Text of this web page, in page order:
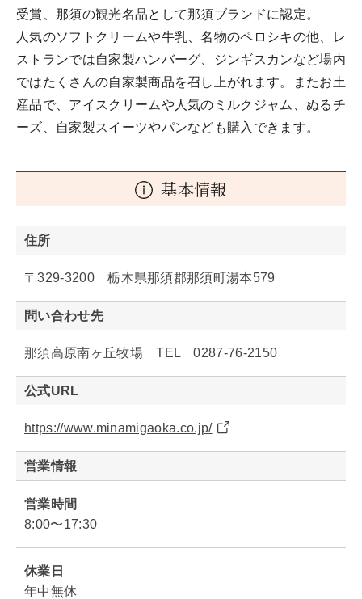
受賞、那須の観光名品として那須ブランドに認定。
人気のソフトクリームや牛乳、名物のペロシキの他、レ
ストランでは自家製ハンバーグ、ジンギスカンなど場内
ではたくさんの自家製商品を召し上がれます。またお土
産品で、アイスクリームや人気のミルクジャム、ぬるチ
ーズ、自家製スイーツやパンなども購入できます。
基本情報
住所
〒329-3200 栃木県那須郡那須町湯本579
問い合わせ先
那須高原南ヶ丘牧場 TEL 0287-76-2150
公式URL
https://www.minamigaoka.co.jp/
営業情報
営業時間
8:00〜17:30
休業日
年中無休